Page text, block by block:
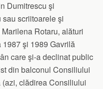
Dumitrescu şi
scriitoarele şi
Rotaru, alături
şi 1989 Gavrilă
care şi-a declinat public
din balconul Consiliului
clădirea Consiliului